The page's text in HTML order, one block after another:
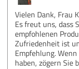
Vielen Dank, Frau
Es freut uns, dass
empfohlenen
Zufriedenheit ist
Empfehlung.
haben, zögern Sie